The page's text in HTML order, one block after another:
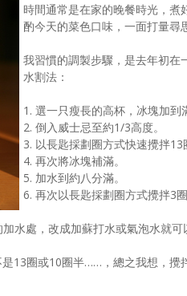
時間通常是在家的晚餐時光，煮
酌今天的菜色口味，一面打量尋
我習慣的調製步驟，是去年初在
水割法：
1. 選一只瘦長的高杯，冰塊加到
2. 倒入威士忌至約1/3高度。
3. 以長匙採劃圈方式快速攪拌13
4. 再次將冰塊補滿。
5. 加水到約八分滿。
6. 再次以長匙採劃圈方式攪拌3圈
水處，改成加蘇打水或氣泡水就可
是13圈或10圈半……，總之我想，